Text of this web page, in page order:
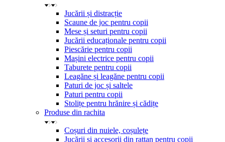
Jucării și distracție
Scaune de joc pentru copii
Mese și seturi pentru copii
Jucării educaționale pentru copii
Piescărie pentru copii
Mașini electrice pentru copii
Taburete pentru copii
Leagăne și leagăne pentru copii
Paturi de joc și saltele
Paturi pentru copii
Stolițe pentru hrănire și cădițe
Produse din rachita
Coșuri din nuiele, coșulețe
Jucării și accesorii din rattan pentru copii